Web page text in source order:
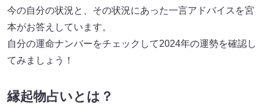
今の自分の状況と、その状況にあった一言アドバイスを宮
本がお答えしています。
自分の運命ナンバーをチェックして2024年の運勢を確認し
てみましょう！
縁起物占いとは？